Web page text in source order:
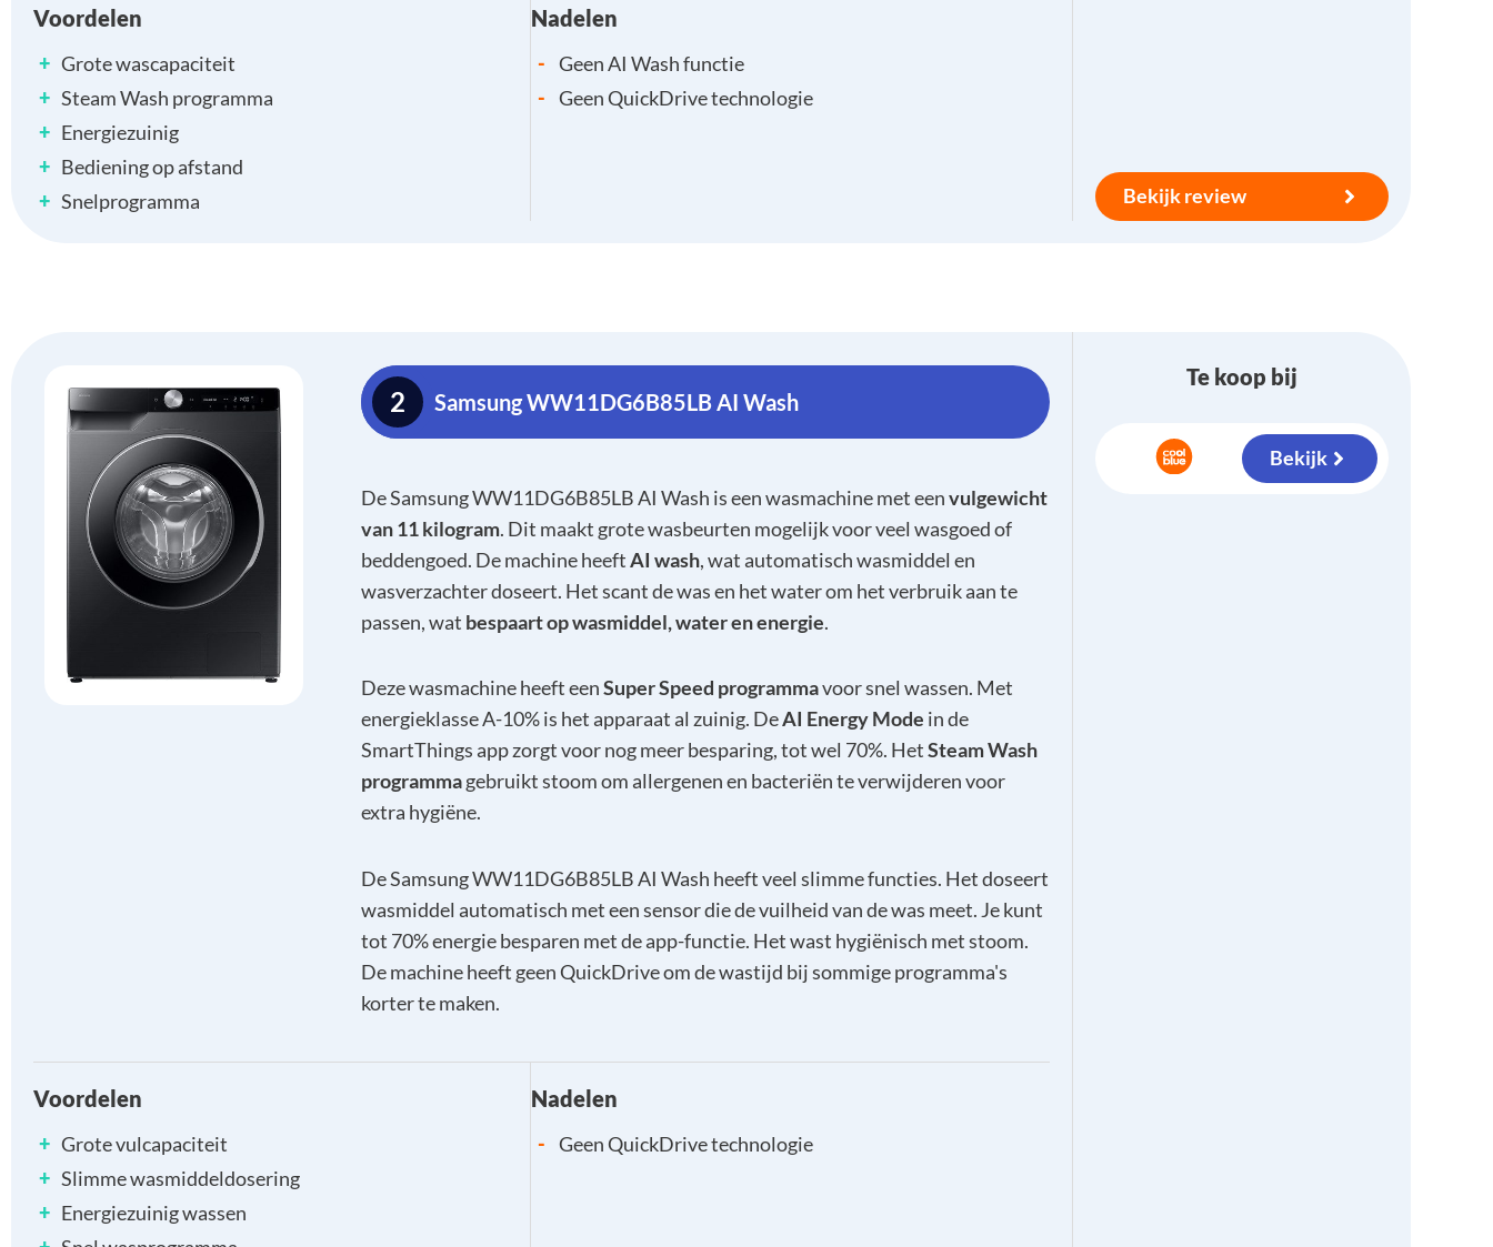
Voordelen
+ Grote wascapaciteit
+ Steam Wash programma
+ Energiezuinig
+ Bediening op afstand
+ Snelprogramma
Nadelen
- Geen AI Wash functie
- Geen QuickDrive technologie
Bekijk review
2 Samsung WW11DG6B85LB AI Wash
De Samsung WW11DG6B85LB AI Wash is een wasmachine met eenvulgewicht
van 11 kilogram. Dit maakt grote wasbeurten mogelijk voor veel wasgoed of
beddengoed. De machine heeftAI wash, wat automatisch wasmiddel en
wasverzachter doseert. Het scant de was en het water om het verbruik aan te
passen, wat bespaart op wasmiddel, water en energie.
Deze wasmachine heeft eenSuper Speed programmavoor snel wassen. Met
energieklasse A-10% is het apparaat al zuinig. DeAI Energy Mode in de
SmartThings app zorgt voor nog meer besparing, tot wel 70%. HetSteam Wash
programmagebruikt stoom om allergenen en bacteriën te verwijderen voor
extra hygiëne.
De Samsung WW11DG6B85LB AI Wash heeft veel slimme functies. Het doseert
wasmiddel automatisch met een sensor die de vuilheid van de was meet. Je kunt
tot 70% energie besparen met de app-functie. Het wast hygiënisch met stoom.
De machine heeft geen QuickDrive om de wastijd bij sommige programma's
korter te maken.
Voordelen
+ Grote vulcapaciteit
+ Slimme wasmiddeldosering
+ Energiezuinig wassen
Nadelen
- Geen QuickDrive technologie
Te koop bij
Bekijk